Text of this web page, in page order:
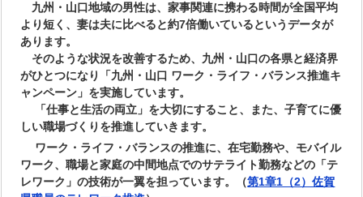
九州・山口地域の男性は、家事関連に携わる時間が全国平均
より短く、妻は夫に比べると約7倍働いているというデータが
あります。
そのような状況を改善するため、九州・山口の各県と経済界
がひとつになり「九州・山口 ワーク・ライフ・バランス推進キ
ャンペーン」を実施しています。
「仕事と生活の両立」を大切にすること、また、子育てに優
しい職場づくりを推進していきます。
ワーク・ライフ・バランスの推進に、在宅勤務や、モバイル
ワーク、職場と家庭の中間地点でのサテライト勤務などの「テ
レワーク」の技術が一翼を担っています。（第1章1（2）佐賀